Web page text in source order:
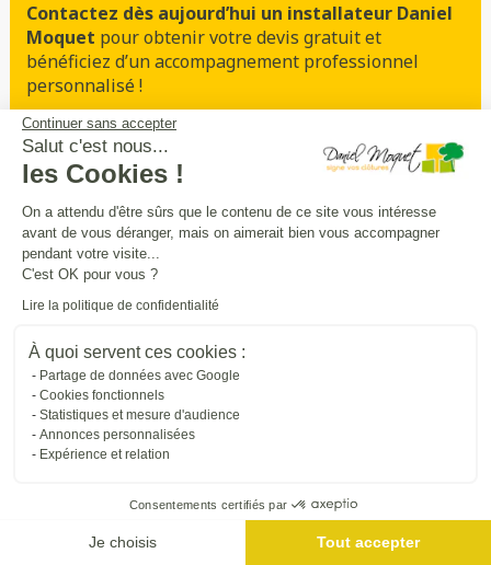
Continuer sans accepter
Salut c'est nous...
les Cookies !
On a attendu d'être sûrs que le contenu de ce site vous intéresse
avant de vous déranger, mais on aimerait bien vous accompagner
pendant votre visite...
C'est OK pour vous ?
Lire la politique de confidentialité
À quoi servent ces cookies :
Partage de données avec Google
Cookies fonctionnels
Statistiques et mesure d'audience
Annonces personnalisées
Expérience et relation
Consentements certifiés par
Je choisis Tout accepter
Contactez dès aujourd’hui un installateur Daniel
Moquet pour obtenir votre devis gratuit et
bénéficiez d’un accompagnement professionnel
personnalisé !
Prendre rendez-vous
Sécurité intimité praticité
entourezet
beauté
Trouver une entreprise proche de chez vous